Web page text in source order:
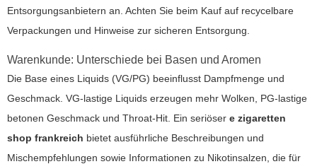
Entsorgungsanbietern an. Achten Sie beim Kauf auf recycelbare
Verpackungen und Hinweise zur sicheren Entsorgung.
Warenkunde: Unterschiede bei Basen und Aromen
Die Base eines Liquids (VG/PG) beeinflusst Dampfmenge und
Geschmack. VG-lastige Liquids erzeugen mehr Wolken, PG-lastige
betonen Geschmack und Throat-Hit. Ein seriöser e zigaretten
shop frankreich bietet ausführliche Beschreibungen und
Mischempfehlungen sowie Informationen zu Nikotinsalzen, die für